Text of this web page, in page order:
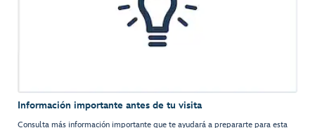
Información importante antes de tu visita
Consulta más información importante que te ayudará a prepararte para esta